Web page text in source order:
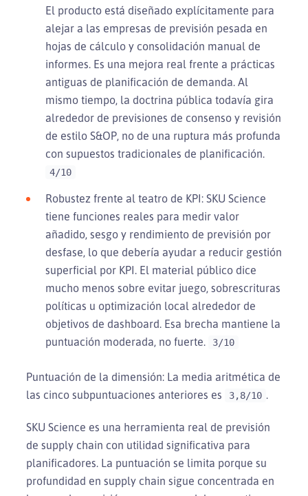
El producto está diseñado explícitamente para
alejar a las empresas de previsión pesada en
hojas de cálculo y consolidación manual de
informes. Es una mejora real frente a prácticas
antiguas de planificación de demanda. Al
mismo tiempo, la doctrina pública todavía gira
alrededor de previsiones de consenso y revisión
de estilo S&OP, no de una ruptura más profunda
con supuestos tradicionales de planificación.
4/10
Robustez frente al teatro de KPI: SKU Science
tiene funciones reales para medir valor
añadido, sesgo y rendimiento de previsión por
desfase, lo que debería ayudar a reducir gestión
superficial por KPI. El material público dice
mucho menos sobre evitar juego, sobrescrituras
políticas u optimización local alrededor de
objetivos de dashboard. Esa brecha mantiene la
puntuación moderada, no fuerte.
3/10
Puntuación de la dimensión: La media aritmética de
las cinco subpuntuaciones anteriores es
3,8/10 .
SKU Science es una herramienta real de previsión
de supply chain con utilidad significativa para
planificadores. La puntuación se limita porque su
profundidad en supply chain sigue concentrada en